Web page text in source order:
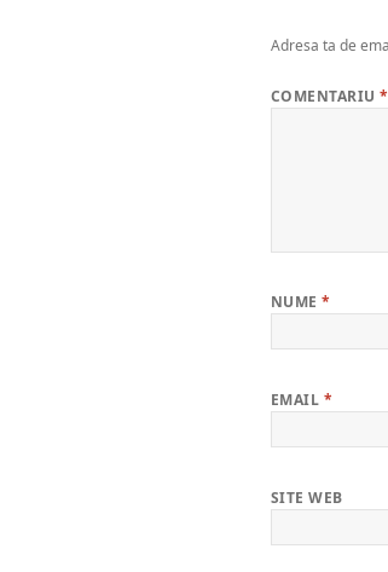
Adresa ta de
COMENTARIU*
NUME*
EMAIL *
SITE WEB